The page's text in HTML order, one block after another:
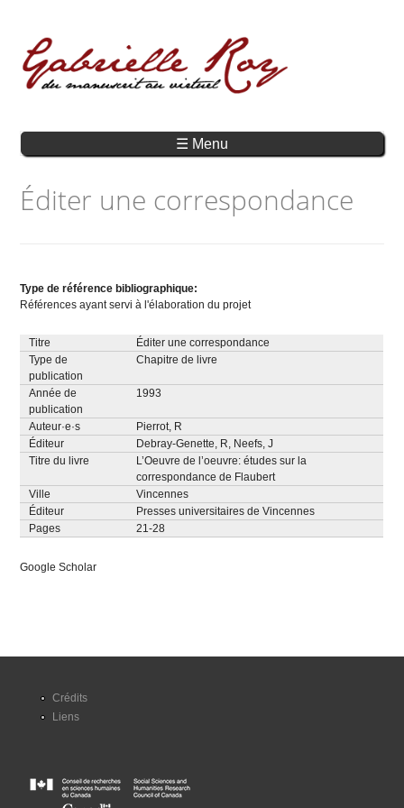
☰ Menu
Éditer une correspondance
Type de référence bibliographique:
Références ayant servi à l'élaboration du projet
Titre
Éditer une correspondance
Type de
publication
Chapitre de livre
Année de
publication
1993
Auteur·e·s
Pierrot, R
Éditeur
Debray-Genette, R, Neefs, J
Titre du livre
L’Oeuvre de l’oeuvre: études sur la
correspondance de Flaubert
Ville
Vincennes
Éditeur
Presses universitaires de Vincennes
Pages
21-28
Google Scholar
Crédits
Liens